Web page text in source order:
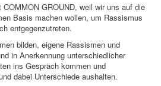
GROUND, weil wir uns auf die
Basis machen wollen, um Rassismus
entgegenzutreten.
bilden, eigene Rassismen und
in Anerkennung unterschiedlicher
ins Gespräch kommen und
dabei Unterschiede aushalten.